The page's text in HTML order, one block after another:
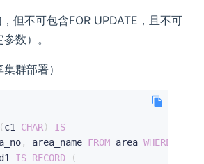
但不可包含FOR UPDATE，且不可
数）。
群部署）
(c1 CHAR)
IS
, area_name FROM area WHERE
IS RECORD
(